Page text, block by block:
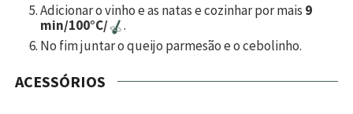
Adicionar o vinho e as natas e cozinhar por mais 9
min/100°C/
.
No fim juntar o queijo parmesão e o cebolinho.
ACESSÓRIOS